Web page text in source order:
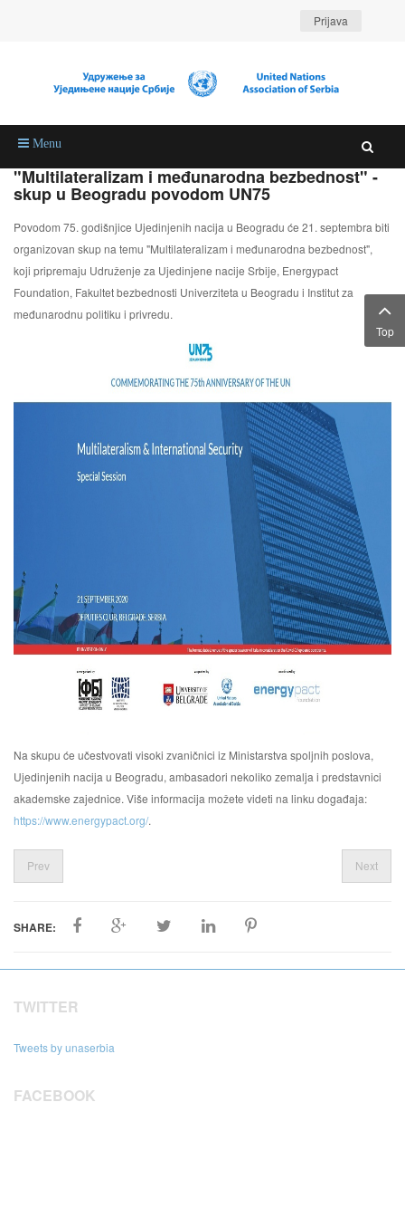
Prijava
Menu
"Multilateralizam i međunarodna bezbednost" -
skup u Beogradu povodom UN75
Povodom 75. godišnjice Ujedinjenih nacija u Beogradu će 21. septembra biti
organizovan skup na temu "Multilateralizam i međunarodna bezbednost",
koji pripremaju Udruženje za Ujedinjene nacije Srbije, Energypact
Foundation, Fakultet bezbednosti Univerziteta u Beogradu i Institut za
međunarodnu politiku i privredu.
Na skupu će učestvovati visoki zvaničnici iz Ministarstva spoljnih poslova,
Ujedinjenih nacija u Beogradu, ambasadori nekoliko zemalja i predstavnici
akademske zajednice. Više informacija možete videti na linku događaja:
https://www.energypact.org/.
Prev Next
SHARE:
TWITTER
Tweets by unaserbia
FACEBOOK
Top